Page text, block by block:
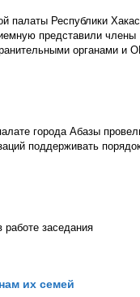
палаты Республики
представили члены
органами и
города Абазы
поддерживать
заседания
их семей